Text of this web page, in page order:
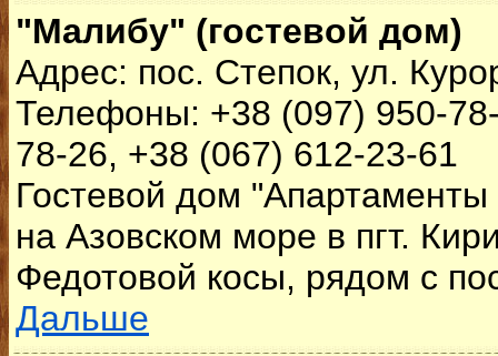
"Малибу" (гостевой дом)
Адрес: пос. Степок, ул.
Телефоны: +38 (097) 950-
78-26, +38 (067) 612-23-61
Гостевой дом
на Азовском море в пгт.
Федотовой косы, рядом с
Дальше